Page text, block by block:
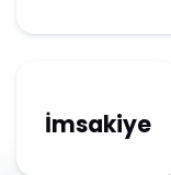
İmsakiye